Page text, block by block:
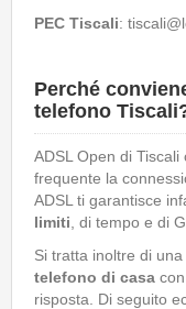
PEC Tiscali:
Perché
telefono
ADSL Open di
frequente la
ADSL ti garantisce
limiti , di tempo e di
Si tratta inoltre di
telefono di casa con
risposta. Di seguito